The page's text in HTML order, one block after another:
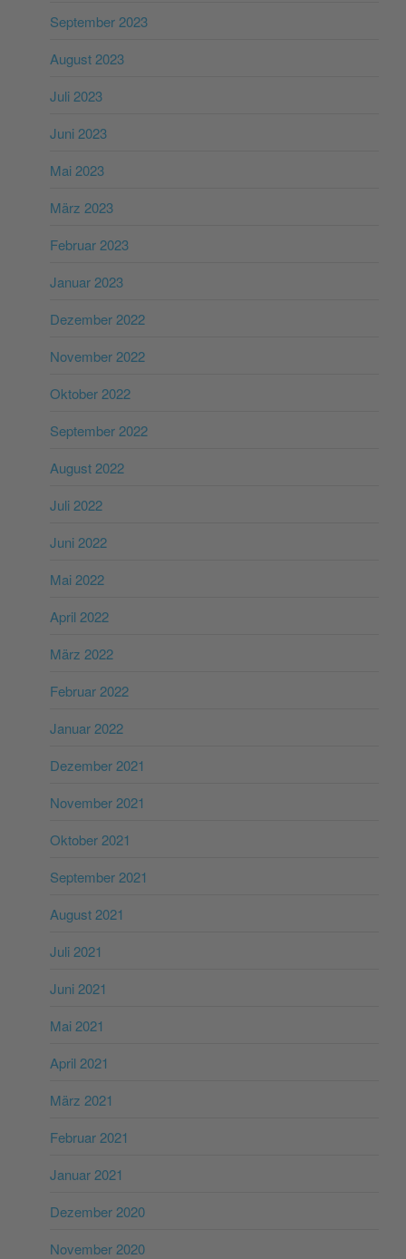
September 2023
August 2023
Juli 2023
Juni 2023
Mai 2023
März 2023
Februar 2023
Januar 2023
Dezember 2022
November 2022
Oktober 2022
September 2022
August 2022
Juli 2022
Juni 2022
Mai 2022
April 2022
März 2022
Februar 2022
Januar 2022
Dezember 2021
November 2021
Oktober 2021
September 2021
August 2021
Juli 2021
Juni 2021
Mai 2021
April 2021
März 2021
Februar 2021
Januar 2021
Dezember 2020
November 2020